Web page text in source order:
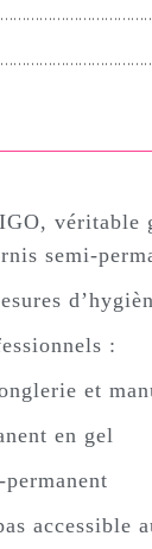
véritable
semi-
:
et
en gel
accessible